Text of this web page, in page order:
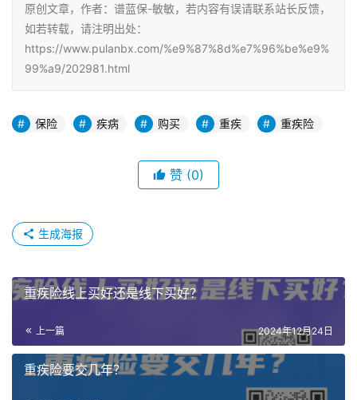
原创文章，作者：谱蓝保-敏敏，若内容有误请联系站长反馈，
如若转载，请注明出处：
https://www.pulanbx.com/%e9%87%8d%e7%96%be%e9%
99%a9/202981.html
保险 疾病 购买 重疾 重疾险
赞 (0)
生成海报
重疾险线上买好还是线下买好？
上一篇 2024年12月24日
重疾险要交几年？